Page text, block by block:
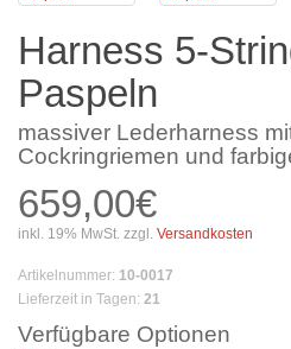
Harness 5-
Paspeln
massiver Lederharness
Cockringriemen und
659,00€
inkl. 19% MwSt. zzgl. Versandkosten
Artikelnummer: 10-0017
Lieferzeit in Tagen: 21
Verfügbare Optionen